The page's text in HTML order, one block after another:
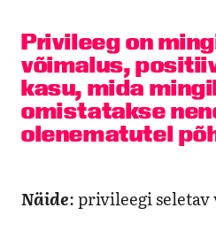
Privileeg on
võimalus,
kasu, mida
omistatakse
olenematutel
Näide: privileegi seletav